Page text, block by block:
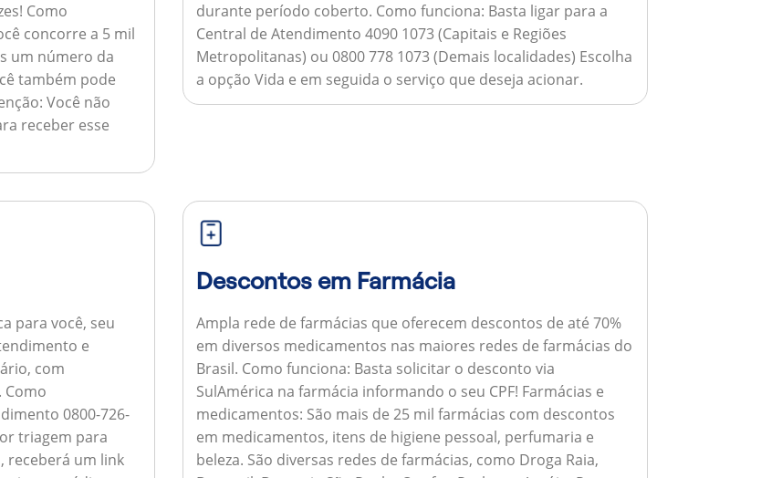
Como
concorre a 5 mil
um número da
também pode
Você não
receber esse
durante período coberto. Como funciona: Basta ligar para a
Central de Atendimento 4090 1073 (Capitais e Regiões
Metropolitanas) ou 0800 778 1073 (Demais localidades) Escolha
a opção Vida e em seguida o serviço que deseja acionar.
para você, seu
e
com
Como
0800-726-
triagem para
receberá um link
Descontos em Farmácia
Ampla rede de farmácias que oferecem descontos de até 70%
em diversos medicamentos nas maiores redes de farmácias do
Brasil. Como funciona: Basta solicitar o desconto via
SulAmérica na farmácia informando o seu CPF! Farmácias e
medicamentos: São mais de 25 mil farmácias com descontos
em medicamentos, itens de higiene pessoal, perfumaria e
beleza. São diversas redes de farmácias, como Droga Raia,